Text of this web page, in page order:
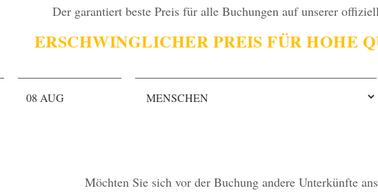
Der garantiert beste Preis für alle Buchungen auf unserer
ERSCHWINGLICHER PREIS FÜR HOHE
Möchten Sie sich vor der Buchung andere Unterkünfte